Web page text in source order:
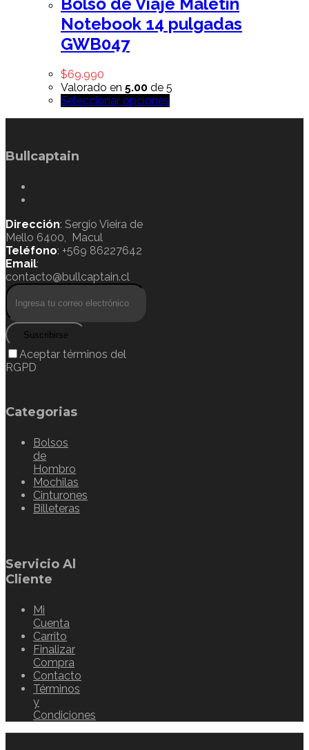
Notebook 14 pulgadas
GWB047
$69.990
Valorado en 5.00 de 5
Seleccionar opciones
Bullcaptain
Dirección: Sergio Vieira de
Mello 6400, Macul
Teléfono: +569 86227642
Email:
contacto@bullcaptain.cl
Suscribirse
Aceptar términos del
RGPD
Categorias
Bolsos
de
Hombro
Mochilas
Cinturones
Billeteras
Servicio Al
Cliente
Mi
Cuenta
Carrito
Finalizar
Compra
Contacto
Términos
y
Condiciones